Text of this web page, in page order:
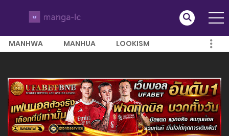
MANHWA MANHUA LOOKISM